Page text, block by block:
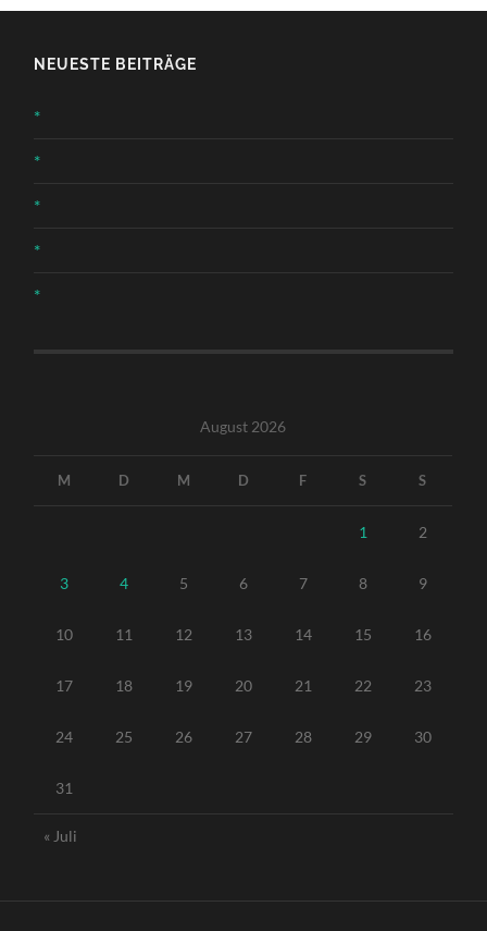
NEUESTE BEITRÄGE
*
*
*
*
*
August 2026
M D M D F S S
1 2
3 4 5 6 7 8 9
10 11 12 13 14 15 16
17 18 19 20 21 22 23
24 25 26 27 28 29 30
31
« Juli